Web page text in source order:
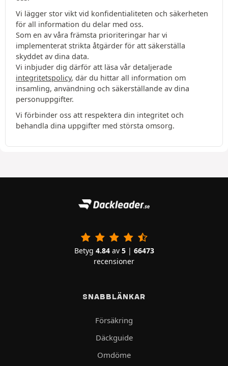
Vi lägger stor vikt vid konfidentialiteten och säkerheten
för all information du delar med oss.
Som en av våra främsta prioriteringar har vi
implementerat strikta åtgärder för att säkerställa
skyddet av dina data.
Vi inbjuder dig därför att läsa vår detaljerade
integritetspolicy, där du hittar all information om
insamling, användning och säkerställande av dina
personuppgifter.
Vi förbinder oss att respektera din integritet och
behandla dina uppgifter med största omsorg.
Betyg 4.84av 5| 66473
recensioner
SNABBLÄNKAR
Försäkring
Däckguide
Omdöme